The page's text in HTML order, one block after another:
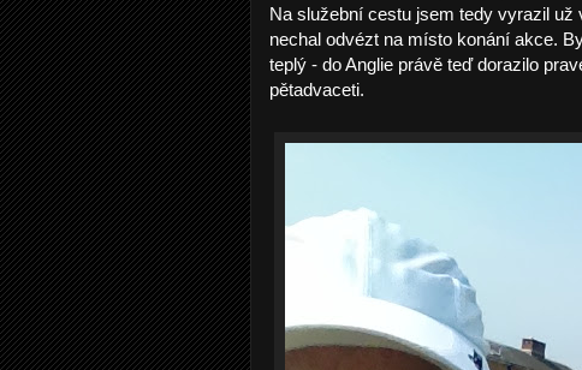
Na služební cestu jsem tedy vyrazil už
nechal odvézt na místo konání akce.
teplý - do Anglie právě teď dorazilo
pětadvaceti.